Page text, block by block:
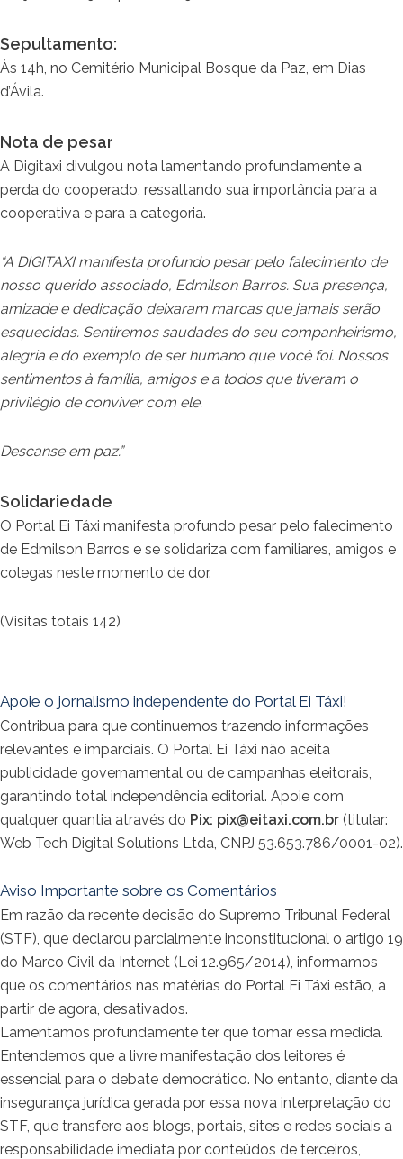
Sepultamento:
Às 14h, no Cemitério Municipal Bosque da Paz, em Dias
d’Ávila.
Nota de pesar
A Digitaxi divulgou nota lamentando profundamente a
perda do cooperado, ressaltando sua importância para a
cooperativa e para a categoria.
“A DIGITAXI manifesta profundo pesar pelo falecimento de
nosso querido associado, Edmilson Barros. Sua presença,
amizade e dedicação deixaram marcas que jamais serão
esquecidas. Sentiremos saudades do seu companheirismo,
alegria e do exemplo de ser humano que você foi. Nossos
sentimentos à família, amigos e a todos que tiveram o
privilégio de conviver com ele.
Descanse em paz.”
Solidariedade
O Portal Ei Táxi manifesta profundo pesar pelo falecimento
de Edmilson Barros e se solidariza com familiares, amigos e
colegas neste momento de dor.
(Visitas totais 142)
Apoie o jornalismo independente do Portal Ei Táxi!
Contribua para que continuemos trazendo informações
relevantes e imparciais. O Portal Ei Táxi não aceita
publicidade governamental ou de campanhas eleitorais,
garantindo total independência editorial. Apoie com
qualquer quantia através do Pix: pix@eitaxi.com.br (titular:
Web Tech Digital Solutions Ltda, CNPJ 53.653.786/0001-02).
Aviso Importante sobre os Comentários
Em razão da recente decisão do Supremo Tribunal Federal
(STF), que declarou parcialmente inconstitucional o artigo 19
do Marco Civil da Internet (Lei 12.965/2014), informamos
que os comentários nas matérias do Portal Ei Táxi estão, a
partir de agora, desativados.
Lamentamos profundamente ter que tomar essa medida.
Entendemos que a livre manifestação dos leitores é
essencial para o debate democrático. No entanto, diante da
insegurança jurídica gerada por essa nova interpretação do
STF, que transfere aos blogs, portais, sites e redes sociais a
responsabilidade imediata por conteúdos de terceiros,